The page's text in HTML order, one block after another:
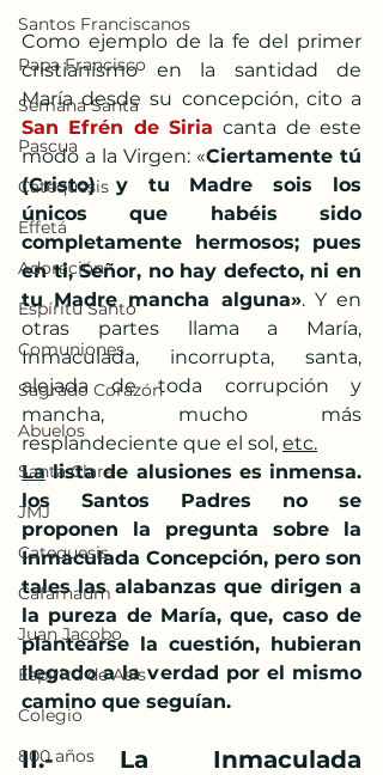
Santos Franciscanos
Papa Francisco
Semana Santa
Pascua
Catequesis
Effetá
Adoración
Espíritu Santo
Comuniones
Sagrado Corazón
Abuelos
Santa Clara
JMJ
Catequesis
Cafarnaúm
Juan Jacobo
Espíritu de Asís
Colegio
800 años
Como ejemplo de la fe del primer
cristianismo en la santidad de
María desde su concepción, cito a
San Efrén de Siria canta de este
modo a la Virgen: «Ciertamente tú
(Cristo) y tu Madre sois los
únicos que habéis sido
completamente hermosos; pues
en ti, Señor, no hay defecto, ni en
tu Madre mancha alguna». Y en
otras partes llama a María,
Inmaculada, incorrupta, santa,
alejada de toda corrupción y
mancha, mucho más
resplandeciente que el sol, etc.
La lista de alusiones es inmensa.
los Santos Padres no se
proponen la pregunta sobre la
Inmaculada Concepción, pero son
tales las alabanzas que dirigen a
la pureza de María, que, caso de
plantearse la cuestión, hubieran
llegado a la verdad por el mismo
camino que seguían.
II.- La Inmaculada